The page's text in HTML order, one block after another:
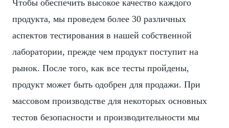
Чтобы обеспечить высокое качество каждого
продукта, мы проведем более 30 различных
аспектов тестирования в нашей собственной
лаборатории, прежде чем продукт поступит на
рынок. После того, как все тесты пройдены,
продукт может быть одобрен для продажи. При
массовом производстве для некоторых основных
тестов безопасности и производительности мы